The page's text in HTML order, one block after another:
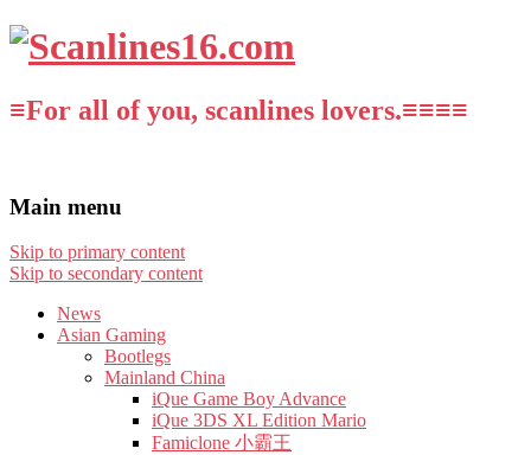
≡For all of you, scanlines lovers.≡≡≡≡
Main menu
Skip to primary content
Skip to secondary content
News
Asian Gaming
Bootlegs
Mainland China
iQue Game Boy Advance
iQue 3DS XL Edition Mario
Famiclone 小霸王